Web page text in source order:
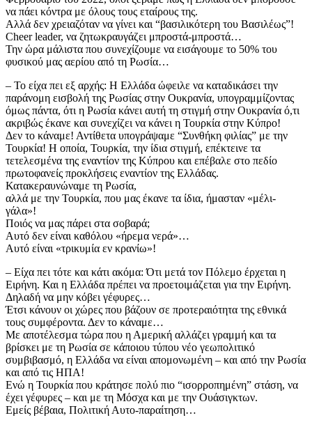
να πάει κόντρα με όλους τους εταίρους της.
Αλλά δεν χρειαζόταν να γίνει και “βασιλικότερη του Βασιλέως”!
​Cheer leader, να ζητωκραυγάζει μπροστά-μπροστά…
​Την ώρα μάλιστα που συνεχίζουμε να εισάγουμε το 50% του
φυσικού μας αερίου από τη Ρωσία…
​– Το είχα πει εξ αρχής: Η Ελλάδα ώφειλε να καταδικάσει την
παράνομη εισβολή της Ρωσίας στην Ουκρανία, υπογραμμίζοντας
όμως πάντα, ότι η Ρωσία κάνει αυτή τη στιγμή στην Ουκρανία ό,τι
ακριβώς έκανε και συνεχίζει να κάνει η Τουρκία στην Κύπρο!
​Δεν το κάναμε! Αντίθετα υπογράψαμε “Συνθήκη φιλίας” με την
Τουρκία! Η οποία, Τουρκία, την ίδια στιγμή, επέκτεινε τα
τετελεσμένα της εναντίον της Κύπρου και επέβαλε στο πεδίο
πρωτοφανείς προκλήσεις εναντίον της Ελλάδας.
Κατακεραυνώναμε τη Ρωσία,
αλλά με την Τουρκία, που μας έκανε τα ίδια, ήμασταν «μέλι-
γάλα»!
​Ποιός να μας πάρει στα σοβαρά;
​Αυτό δεν είναι καθόλου «ήρεμα νερά»…
Αυτό είναι «τρικυμία εν κρανίω»!
​– Είχα πει τότε και κάτι ακόμα: Ότι μετά τον Πόλεμο έρχεται η
Ειρήνη. Και η Ελλάδα πρέπει να προετοιμάζεται για την Ειρήνη.
Δηλαδή να μην κόβει γέφυρες…
​Έτσι κάνουν οι χώρες που βάζουν σε προτεραιότητα της εθνικά
τους συμφέροντα. Δεν το κάναμε…
​Με αποτέλεσμα τώρα που η Αμερική αλλάζει γραμμή και τα
βρίσκει με τη Ρωσία σε κάποιου τύπου νέο γεωπολιτικό
συμβιβασμό, η Ελλάδα να είναι απομονωμένη – και από την Ρωσία
και από τις ΗΠΑ!
​Ενώ η Τουρκία που κράτησε πολύ πιο “ισορροπημένη” στάση, να
έχει γέφυρες – και με τη Μόσχα και με την Ουάσιγκτων.
​Εμείς βέβαια, Πολιτική Αυτο-παραίτηση…